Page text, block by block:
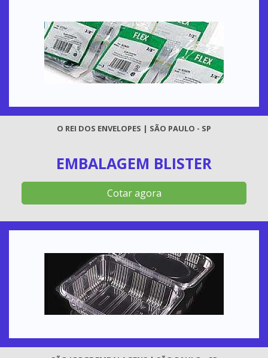
O REI DOS ENVELOPES | SÃO PAULO - SP
EMBALAGEM BLISTER
Cotar agora